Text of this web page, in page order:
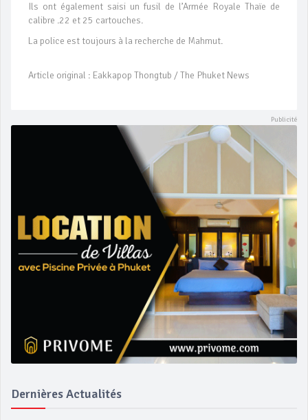
Ils ont également saisi un fusil de l’Armée Royale Thaïe de
calibre .22 et 25 cartouches.
La police est toujours à la recherche de Mahmut.
Article original : Eakkapop Thongtub / The Phuket News
Dernières Actualités